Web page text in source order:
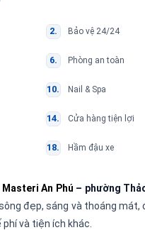
Bảo vệ 24/24
Phòng an toàn
Nail & Spa
Cửa hàng tiện lợi
Hầm đậu xe
Masteri An Phú – phường
đẹp, sáng và thoáng
và tiện ích khác.